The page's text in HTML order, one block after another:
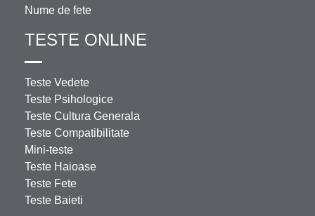
Nume de fete
TESTE ONLINE
Teste Vedete
Teste Psihologice
Teste Cultura Generala
Teste Compatibilitate
Mini-teste
Teste Haioase
Teste Fete
Teste Baieti